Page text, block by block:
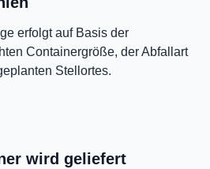
erfolgt auf Basis der
Containergröße, der Abfallart
Stellortes.
wird geliefert